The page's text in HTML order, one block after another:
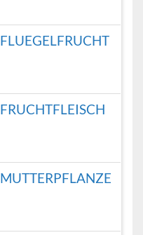
FLUEGELFRUCHT
FRUCHTFLEISCH
MUTTERPFLANZE